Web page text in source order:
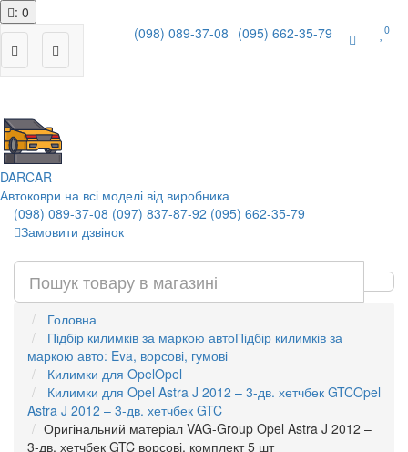
: 0
(098) 089-37-08 (095) 662-35-79 0
DARCAR
Автоковри на всі моделі від виробника
(098) 089-37-08 (097) 837-87-92 (095) 662-35-79
Замовити дзвінок
Головна
Підбір килимків за маркою автоПідбір килимків за
маркою авто: Eva, ворсові, гумові
Килимки для OpelOpel
Килимки для Opel Astra J 2012 – 3-дв. хетчбек GTCOpel
Astra J 2012 – 3-дв. хетчбек GTC
Оригінальний матеріал VAG-Group Opel Astra J 2012 –
3-дв. хетчбек GTC ворсові, комплект 5 шт